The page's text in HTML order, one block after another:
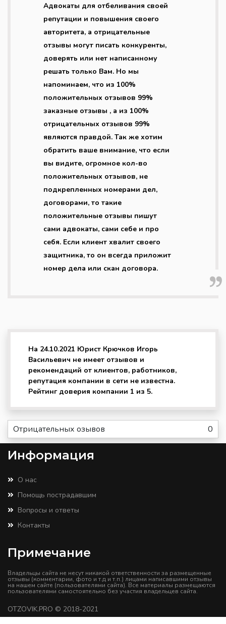
Адвокаты для отбеливания своей
репутации и повышения своего
авторитета, а отрицательные
отзывы могут писать конкуренты,
доверять или нет написанному
решать только Вам. Но мы
напоминаем, что из 100%
положительных отзывов 99%
заказные отзывы , а из 100%
отрицательных отзывов 99%
являются правдой. Так же хотим
обратить ваше внимание, что если
вы видите, огромное кол-во
положительных отзывов, не
подкрепленных номерами дел,
договорами, то такие
положительные отзывы пишут
сами адвокаты, сами себе и про
себя. Если клиент хвалит своего
защитника, то он всегда приложит
номер дела или скан договора.
На 24.10.2021 Юрист Крючков Игорь
Васильевич не имеет отзывов и
рекомендаций от клиентов, работников,
репутация компании в сети не известна.
Рейтинг доверия компании 1 из 5.
Отрицательных озывов 0
Информация
О нас
Помощь пострадавшим
Вопросы и ответы
Контакты
Примечание
Владельцы сайта не несут никакой ответственности за размещенные
отзывы (комментарии, фото и т.д и т.п.) лицами написавшими отзывы
на нашем сайте (пользователями сайта). Все материалы размещаются
пользователями самостоятельно без участия владельцев сайта.
OTZOVIK.PRO © 2018-2021